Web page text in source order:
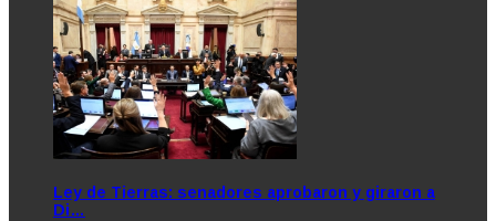
Ley de Tierras: senadores aprobaron y giraron a
Di…